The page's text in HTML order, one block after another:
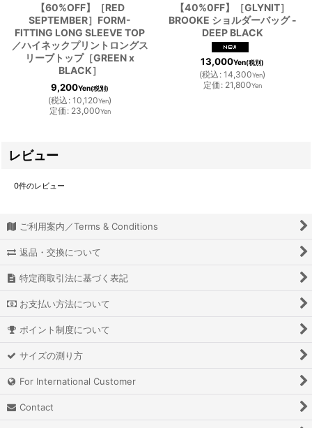
【60%OFF】［RED
SEPTEMBER］FORM-
FITTING LONG SLEEVE TOP
／ハイネックプリントロングス
リーブトップ［GREEN x
BLACK］
9,200Yen(税別)
(税込 : 10,120Yen)
定価 : 23,000Yen
【40%0FF】［GLYNIT］
BROOKE ショルダーバッグ -
DEEP BLACK
13,000Yen(税別)
(税込 : 14,300Yen)
定価 : 21,800Yen
レビュー
0件のレビュー
ご利用案内／Terms & Conditions
返品・交換について
特定商取引法に基づく表記
お支払い方法について
ポイント制度について
サイズの測り方
For International Customer
Contact